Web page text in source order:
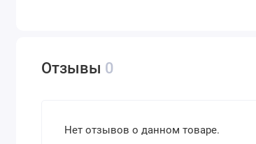
Отзывы 0
Нет отзывов о данном товаре.